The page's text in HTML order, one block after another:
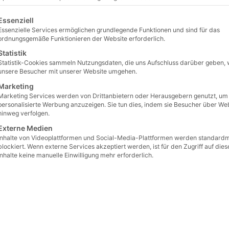
In die Wunschliste
eine Liste der Service-Gruppen, für die eine
Services ermöglichen grundlegende Funktionen und sind für das
Funktionieren der Website erforderlich.
Cookies sammeln Nutzungsdaten, die uns Aufschluss darüber geben,
Besucher mit unserer Website umgehen.
Services werden von Drittanbietern oder Herausgebern genutzt, um
Werbung anzuzeigen. Sie tun dies, indem sie Besucher über
verfolgen.
Medien
von Videoplattformen und Social-Media-Plattformen werden
Wenn externe Services akzeptiert werden, ist für den Zugriff auf
keine manuelle Einwilligung mehr erforderlich.